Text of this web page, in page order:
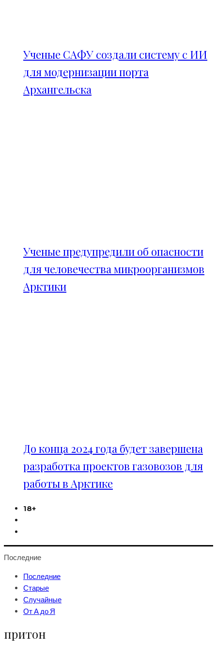
Ученые САФУ создали систему с ИИ
для модернизации порта
Архангельска
Ученые предупредили об опасности
для человечества микроорганизмов
Арктики
До конца 2024 года будет завершена
разработка проектов газовозов для
работы в Арктике
18+
Последние
Последние
Старые
Случайные
От А до Я
притон